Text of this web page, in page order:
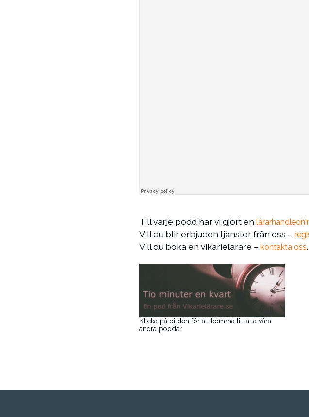
Till varje podd har vi gjort en
Vill du blir erbjuden tjänster från oss –
Vill du boka en vikarielärare – kontakta oss.
Klicka på bilden för att komma till alla våra
andra poddar.